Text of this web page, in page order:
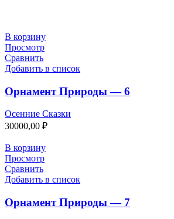
В корзину
Просмотр
Сравнить
Добавить в список
Орнамент Природы — 6
Осенние Сказки
30000,00 ₽
В корзину
Просмотр
Сравнить
Добавить в список
Орнамент Природы — 7